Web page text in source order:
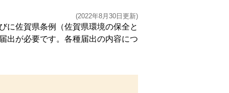
(2022年8月30日更新)
に佐賀県条例（佐賀県環境の保全と
出が必要です。各種届出の内容につ